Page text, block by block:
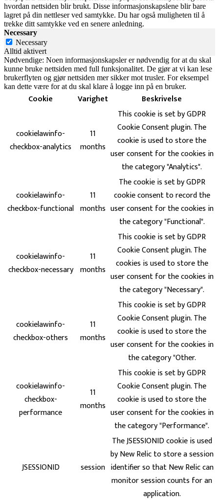
hvordan nettsiden blir brukt. Disse informasjonskapslene blir bare
lagret på din nettleser ved samtykke. Du har også muligheten til å
trekke ditt samtykke ved en senere anledning.
Necessary
Necessary
Alltid aktivert
Nødvendige: Noen informasjonskapsler er nødvendig for at du skal
kunne bruke nettsiden med full funksjonalitet. De gjør at vi kan lese
brukerflyten og gjør nettsiden mer sikker mot trusler. For eksempel
kan dette være for at du skal klare å logge inn på en bruker.
Cookie Varighet Beskrivelse
cookielawinfo-
checkbox-analytics
11
months
This cookie is set by GDPR
Cookie Consent plugin. The
cookie is used to store the
user consent for the cookies in
the category "Analytics".
cookielawinfo-
checkbox-functional
11
months
The cookie is set by GDPR
cookie consent to record the
user consent for the cookies in
the category "Functional".
cookielawinfo-
checkbox-necessary
11
months
This cookie is set by GDPR
Cookie Consent plugin. The
cookies is used to store the
user consent for the cookies in
the category "Necessary".
cookielawinfo-
checkbox-others
11
months
This cookie is set by GDPR
Cookie Consent plugin. The
cookie is used to store the
user consent for the cookies in
the category "Other.
cookielawinfo-
checkbox-
performance
11
months
This cookie is set by GDPR
Cookie Consent plugin. The
cookie is used to store the
user consent for the cookies in
the category "Performance".
JSESSIONID session
The JSESSIONID cookie is used
by New Relic to store a session
identifier so that New Relic can
monitor session counts for an
application.